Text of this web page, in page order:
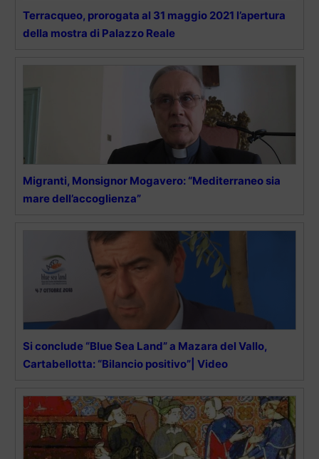
Terracqueo, prorogata al 31 maggio 2021 l’apertura
della mostra di Palazzo Reale
Migranti, Monsignor Mogavero: “Mediterraneo sia
mare dell’accoglienza”
Si conclude “Blue Sea Land” a Mazara del Vallo,
Cartabellotta: “Bilancio positivo”| Video